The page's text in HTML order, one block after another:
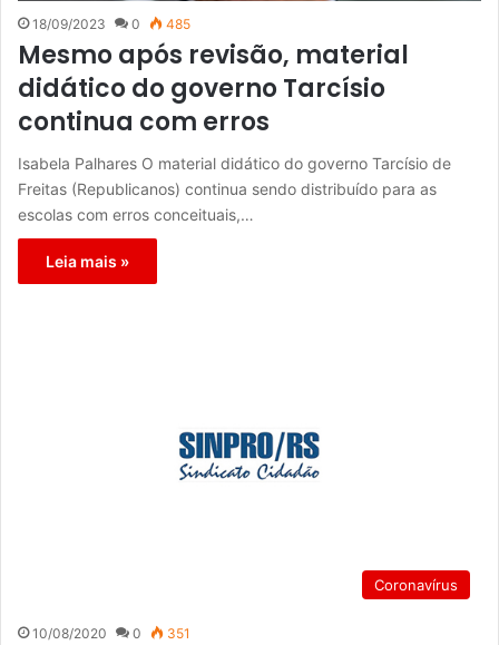
18/09/2023 0 485
Mesmo após revisão, material
didático do governo Tarcísio
continua com erros
Isabela Palhares O material didático do governo Tarcísio de
Freitas (Republicanos) continua sendo distribuído para as
escolas com erros conceituais,…
Leia mais »
Coronavírus
10/08/2020 0 351